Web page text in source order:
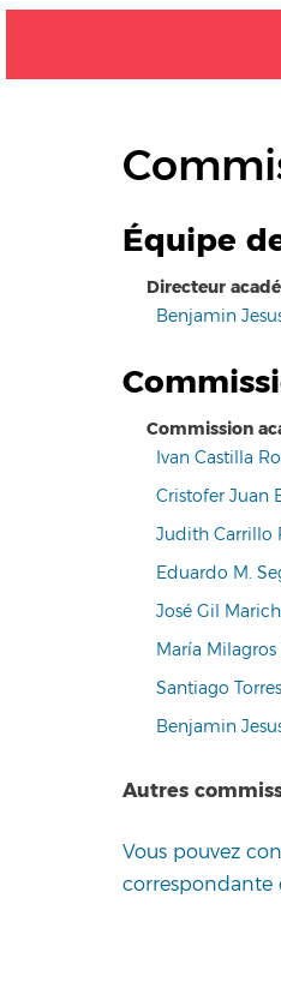
Équipe
Directeur
Benjamin
Commission
Ivan Castilla
Cristofer Juan
Judith Carrillo
Eduardo M.
José Gil
María Milagros
Santiago
Benjamin
Autres
Vous pouvez
correspondante